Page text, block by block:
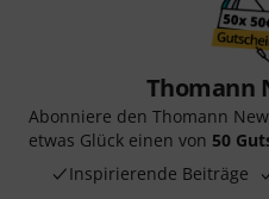
Thomann
Abonniere den Thomann
etwas Glück einen von 50
Inspirierende Beiträge